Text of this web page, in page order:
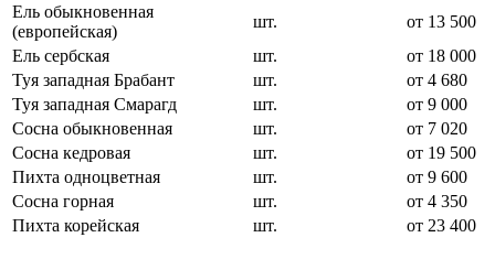
Ель обыкновенная
(европейская)
шт.
от 13 500
Ель сербская
шт.
от 18 000
Туя западная Брабант
шт.
от 4 680
Туя западная Смарагд
шт.
от 9 000
Сосна обыкновенная
шт.
от 7 020
Сосна кедровая
шт.
от 19 500
Пихта одноцветная
шт.
от 9 600
Сосна горная
шт.
от 4 350
Пихта корейская
шт. от 23 400